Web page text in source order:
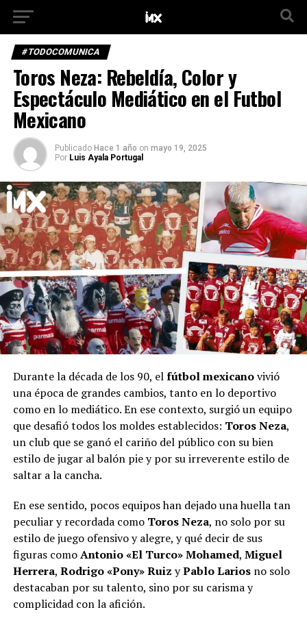
#TODOCOMUNICA
Toros Neza: Rebeldía, Color y
Espectáculo Mediático en el Futbol
Mexicano
Publicado Hace 1 año on mayo 19, 2025
Por Luis Ayala Portugal
Durante la década de los 90, elfútbol mexicanovivió
una época de grandes cambios, tanto en lo deportivo
como en lo mediático. En ese contexto, surgió un equipo
que desafió todos los moldes establecidos: Toros Neza,
un club que se ganó el cariño del público con su bien
estilo de jugar al balón pie y por su irreverente estilo de
saltar a la cancha.
En ese sentido, pocos equipos han dejado una huella tan
peculiar y recordada como Toros Neza, no solo por su
estilo de juego ofensivo y alegre, y qué decir de sus
figuras comoAntonio «El Turco» Mohamed, Miguel
Herrera, Rodrigo «Pony» Ruiz yPablo Lariosno solo
destacaban por su talento, sino por su carisma y
complicidad con la afición.